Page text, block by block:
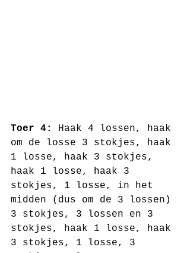
Toer 4:
Haak 4 lossen, haak
om de losse 3 stokjes, haak
1 losse, haak 3 stokjes,
haak 1 losse, haak 3
stokjes, 1 losse, in het
midden (dus om de 3 lossen)
3 stokjes, 3 lossen en 3
stokjes, haak 1 losse, haak
3 stokjes, 1 losse, 3